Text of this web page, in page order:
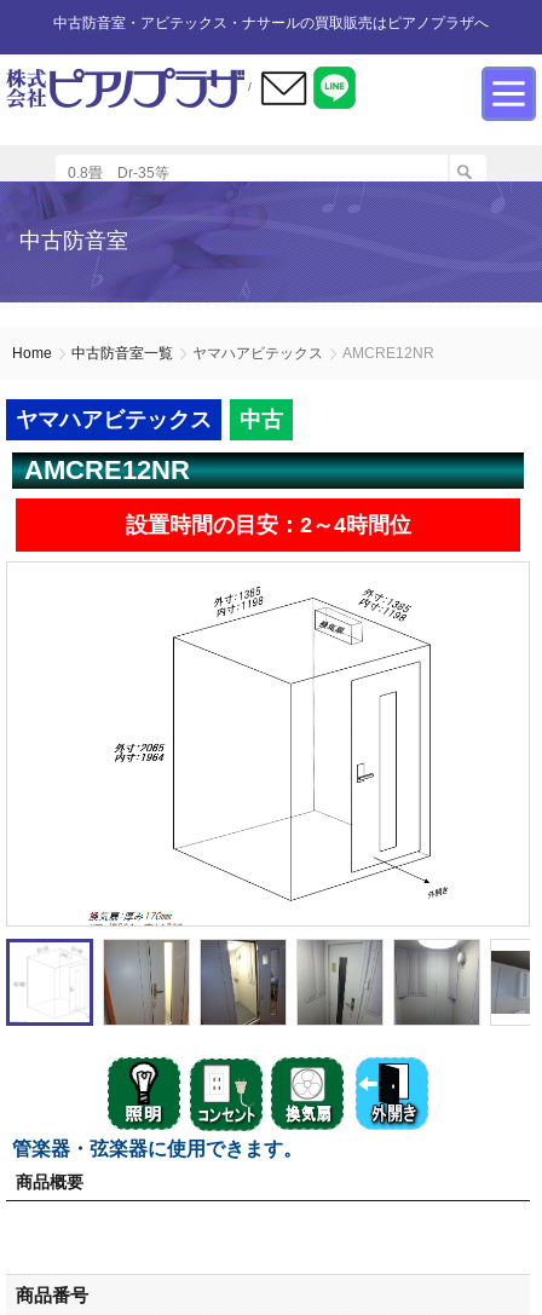
中古防音室・アビテックス・ナサールの買取販売はピアノプラザへ
/
カワイ防音ルーム
ユニットタイプ
ペット用防音室
防音室中古
展示品リスト
アビテックス2畳～3畳未満
アビテックス3畳～
カワイナサール
その他防音室
かんたん在庫検索
防音室買取
防音室WEB買取
防音室設置のアドバイス
防音室内へのピアノの設置
設置スペースの採寸方法
エアコンの設置方法
遮音性能の違いを体験
インフォメーション
商品の購入について
ご利用規約
店舗までの案内地図
お問い合わせ
中古防音室
Home 中古防音室一覧 ヤマハアビテックス AMCRE12NR
ヤマハアビテックス 中古
AMCRE12NR
設置時間の目安：2～4時間位
管楽器・弦楽器に使用できます。
商品概要
商品番号